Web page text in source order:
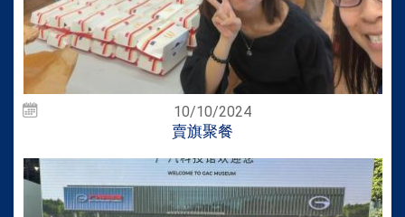
10/10/2024
賣旗聚餐